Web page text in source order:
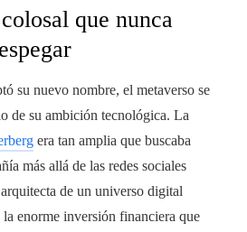
que nunca
su nuevo nombre, el metaverso se
de su ambición tecnológica. La
era tan amplia que buscaba
más allá de las redes sociales
de un universo digital
enorme inversión financiera que